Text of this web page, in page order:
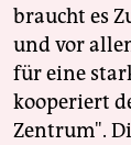
braucht es
und vor
für eine
kooperiert
Zentrum".